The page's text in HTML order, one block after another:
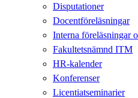
Disputationer
Docentföreläsningar
Interna föreläsningar
Fakultetsnämnd ITM
HR-kalender
Konferenser
Licentiatseminarier